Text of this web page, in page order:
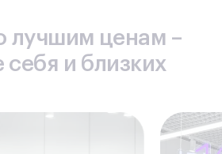
лучшим ценам –
себя и близких